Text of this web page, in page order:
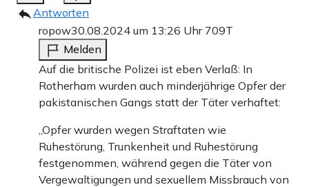
Antworten
ropow30.08.2024 um 13:26 Uhr 709T
Melden
Auf die britische Polizei ist eben Verlaß: In
Rotherham wurden auch minderjährige Opfer der
pakistanischen Gangs statt der Täter verhaftet:
„Opfer wurden wegen Straftaten wie
Ruhestörung, Trunkenheit und Ruhestörung
festgenommen, während gegen die Täter von
Vergewaltigungen und sexuellem Missbrauch von